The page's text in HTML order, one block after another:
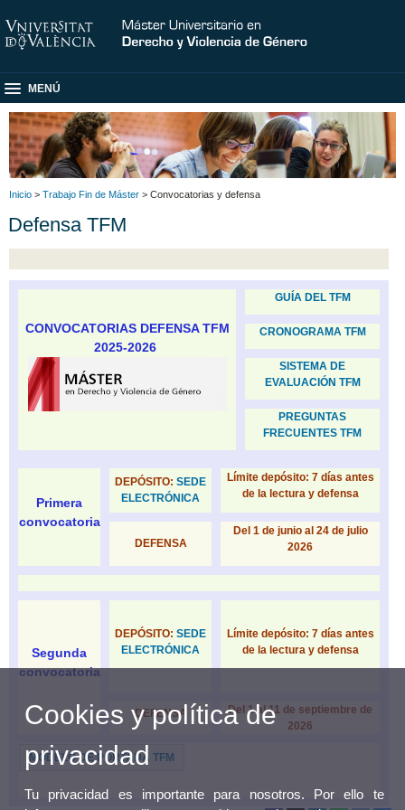
MENÚ
Inicio > Trabajo Fin de Máster > Convocatorias y defensa
Defensa TFM
CONVOCATORIAS DEFENSA TFM
2025-2026
GUÍA DEL TFM
CRONOGRAMA TFM
SISTEMA DE
EVALUACIÓN TFM
PREGUNTAS
FRECUENTES TFM
Primera
convocatoria
DEPÓSITO: SEDE
ELECTRÓNICA
Límite depósito: 7 días antes
de la lectura y defensa
DEFENSA
Del 1 de junio al 24 de julio
2026
Segunda
convocatoria
DEPÓSITO: SEDE
ELECTRÓNICA
Límite depósito: 7 días antes
de la lectura y defensa
DEFENSA
Del 1 al 11 de septiembre de
2026
MODELO DE PORTADA TFM
Cookies y política de
privacidad
Tu privacidad es importante para nosotros. Por ello te